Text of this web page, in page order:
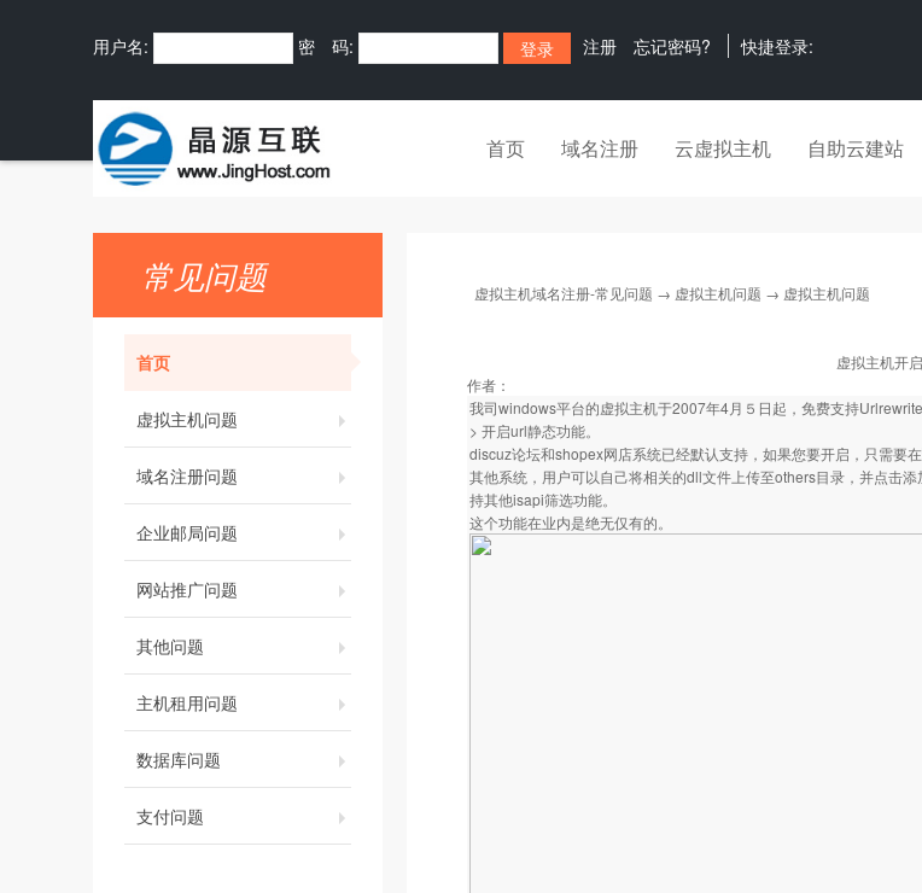
用户名: 密 码: 注册 忘记密码? 快捷登录:
首页 域名注册 云虚拟主机 自助云建站
常见问题
首页
虚拟主机问题
域名注册问题
企业邮局问题
网站推广问题
其他问题
主机租用问题
数据库问题
支付问题
虚拟主机域名注册-常见问题 → 虚拟主机问题 → 虚拟主机问题
虚拟主机开
作者：
我司windows平台的虚拟主机于2007年4月５日起，免费支持
> 开启url静态功能。
discuz论坛和shopex网店系统已经默认支持，如果您要开启，只需要在
其他系统，用户可以自己将相关的dll文件上传至others目录，并点
持其他isapi筛选功能。
这个功能在业内是绝无仅有的。